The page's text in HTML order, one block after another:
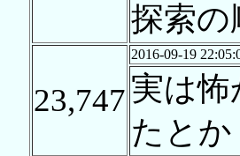
探索
23,747
2016-09-19
実は
たとか